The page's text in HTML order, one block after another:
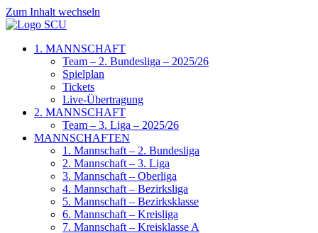
Zum Inhalt wechseln
1. MANNSCHAFT
Team – 2. Bundesliga – 2025/26
Spielplan
Tickets
Live-Übertragung
2. MANNSCHAFT
Team – 3. Liga – 2025/26
MANNSCHAFTEN
1. Mannschaft – 2. Bundesliga
2. Mannschaft – 3. Liga
3. Mannschaft – Oberliga
4. Mannschaft – Bezirksliga
5. Mannschaft – Bezirksklasse
6. Mannschaft – Kreisliga
7. Mannschaft – Kreisklasse A